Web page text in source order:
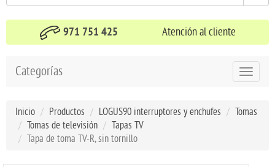
971 751 425 Atención al cliente
Toggle
Categorías
Inicio Productos LOGUS90 interruptores y enchufes
Tomas
Tomas de televisión
Tapas TV
Tapa de toma TV-R, sin tornillo